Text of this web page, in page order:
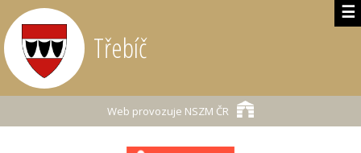
☰
Třebíč
Web provozuje NSZM ČR